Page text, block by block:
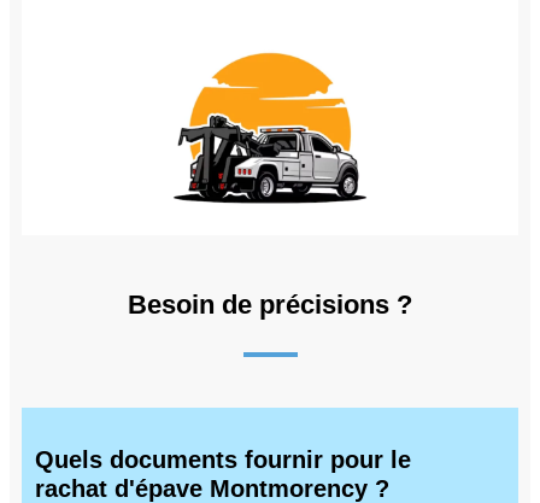
Besoin de précisions ?
Quels documents fournir pour le
rachat d'épave Montmorency ?